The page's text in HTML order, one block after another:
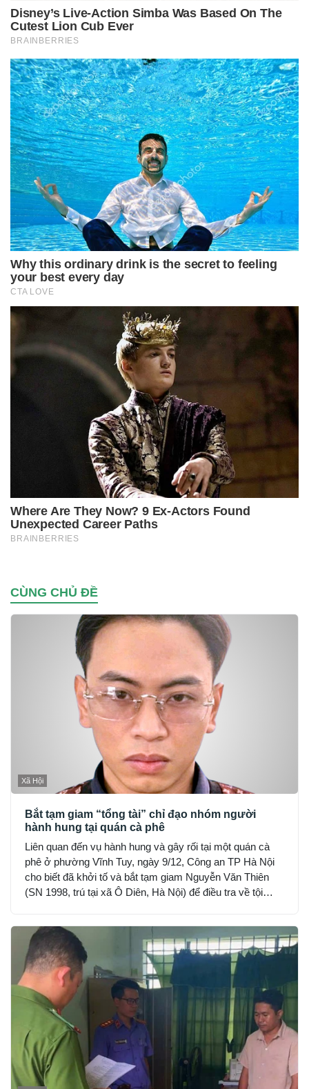
CÙNG CHỦ ĐỀ
Xã Hội
Bắt tạm giam “tổng tài” chỉ đạo nhóm người
hành hung tại quán cà phê
Liên quan đến vụ hành hung và gây rối tại một quán cà
phê ở phường Vĩnh Tuy, ngày 9/12, Công an TP Hà Nội
cho biết đã khởi tố và bắt tạm giam Nguyễn Văn Thiên
(SN 1998, trú tại xã Ô Diên, Hà Nội) để điều tra về tội